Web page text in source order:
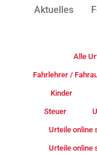
Aktuelles
Alle
Fahrlehrer /
Kinder
Steuer
Urteile online
Urteile online